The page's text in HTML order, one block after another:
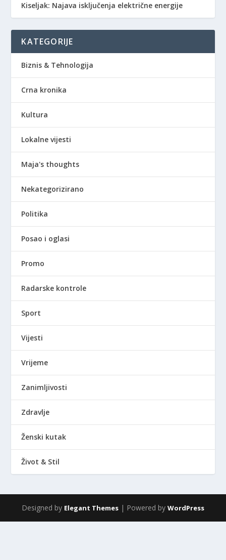
Kiseljak: Najava isključenja električne energije
KATEGORIJE
Biznis & Tehnologija
Crna kronika
Kultura
Lokalne vijesti
Maja's thoughts
Nekategorizirano
Politika
Posao i oglasi
Promo
Radarske kontrole
Sport
Vijesti
Vrijeme
Zanimljivosti
Zdravlje
Ženski kutak
Život & Stil
Designed by Elegant Themes | Powered by WordPress